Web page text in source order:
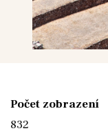
Počet zobrazení
832